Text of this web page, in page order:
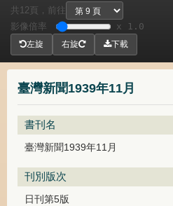
臺灣新聞1939年11月
書刊名
臺灣新聞1939年11月
刊別版次
日刊第5版
共 12頁，
前往
影像倍率
x 1.0
左旋 右旋 下載